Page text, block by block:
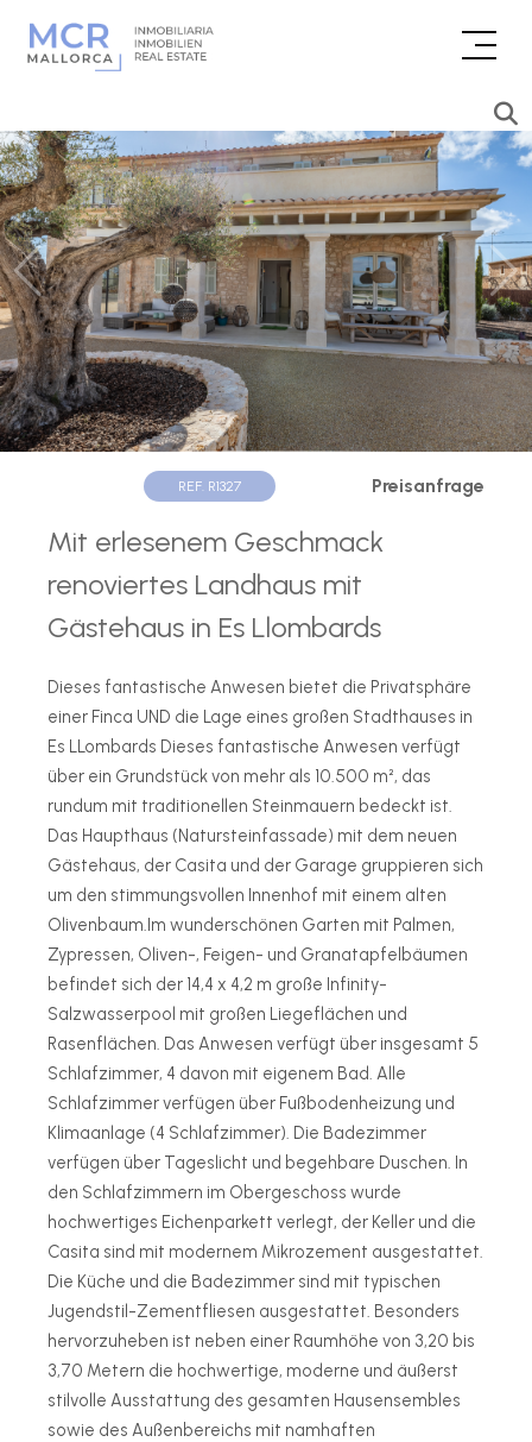
REF. R1327 Preisanfrage
Mit erlesenem Geschmack
renoviertes Landhaus mit
Gästehaus in Es Llombards
Dieses fantastische Anwesen bietet die Privatsphäre
einer Finca UND die Lage eines großen Stadthauses in
Es LLombards Dieses fantastische Anwesen verfügt
über ein Grundstück von mehr als 10.500 m², das
rundum mit traditionellen Steinmauern bedeckt ist.
Das Haupthaus (Natursteinfassade) mit dem neuen
Gästehaus, der Casita und der Garage gruppieren sich
um den stimmungsvollen Innenhof mit einem alten
Olivenbaum. ​Im wunderschönen Garten mit Palmen,
Zypressen, Oliven-, Feigen- und Granatapfelbäumen
befindet sich der 14,4 x 4,2 m große Infinity-
Salzwasserpool mit großen Liegeflächen und
Rasenflächen. Das Anwesen verfügt über insgesamt 5
Schlafzimmer, 4 davon mit eigenem Bad. Alle
Schlafzimmer verfügen über Fußbodenheizung und
Klimaanlage (4 Schlafzimmer). Die Badezimmer
verfügen über Tageslicht und begehbare Duschen. In
den Schlafzimmern im Obergeschoss wurde
hochwertiges Eichenparkett verlegt, der Keller und die
Casita sind mit modernem Mikrozement ausgestattet.
Die Küche und die Badezimmer sind mit typischen
Jugendstil-Zementfliesen ausgestattet. Besonders
hervorzuheben ist neben einer Raumhöhe von 3,20 bis
3,70 Metern die hochwertige, moderne und äußerst
stilvolle Ausstattung des gesamten Hausensembles
sowie des Außenbereichs mit namhaften